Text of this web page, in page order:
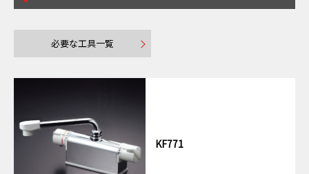
必要な工具一覧
KF771